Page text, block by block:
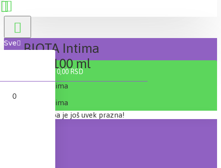
Sve
0 proizvod(a) - 0,00 RSD
0
Vaša korpa je još uvek prazna!
BIOTA Intima
gel 100 ml